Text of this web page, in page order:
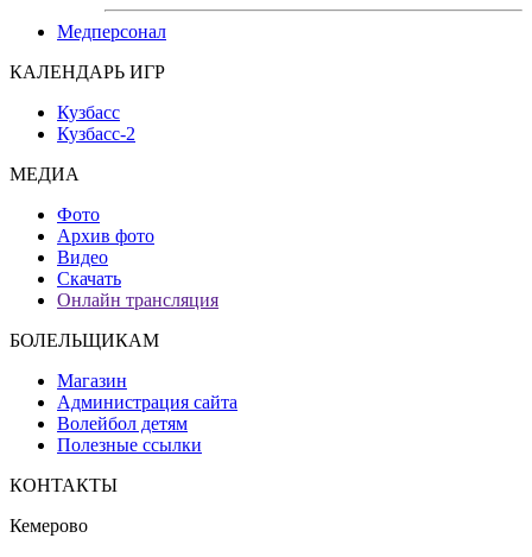
Медперсонал
КАЛЕНДАРЬ ИГР
Кузбасс
Кузбасс-2
МЕДИА
Фото
Архив фото
Видео
Скачать
Онлайн трансляция
БОЛЕЛЬЩИКАМ
Магазин
Администрация сайта
Волейбол детям
Полезные ссылки
КОНТАКТЫ
Кемерово